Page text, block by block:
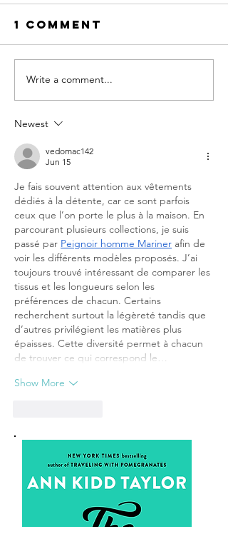
1 Comment
Write a comment...
Newest
vedomac142
Jun 15
Je fais souvent attention aux vêtements
dédiés à la détente, car ce sont parfois
ceux que l’on porte le plus à la maison. En
parcourant plusieurs collections, je suis
passé par Peignoir homme Mariner afin de
voir les différents modèles proposés. J’ai
toujours trouvé intéressant de comparer les
tissus et les longueurs selon les
préférences de chacun. Certains
recherchent surtout la légèreté tandis que
d’autres privilégient les matières plus
épaisses. Cette diversité permet à chacun
de trouver ce qui correspond le…
Show More